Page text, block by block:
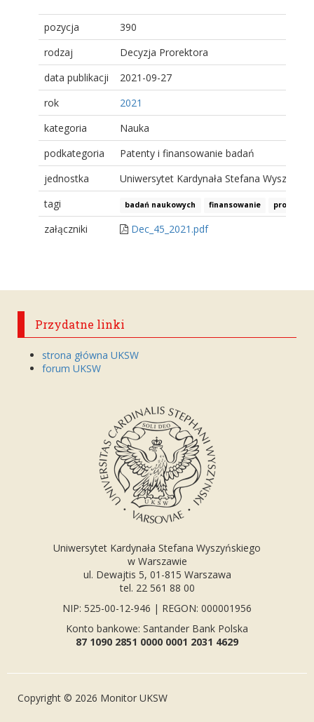
pozycja
390
rodzaj
Decyzja Prorektora
data publikacji
2021-09-27
rok
2021
kategoria
Nauka
podkategoria
Patenty i finansowanie badań
jednostka
Uniwersytet Kardynała Stefana
tagi
badań naukowych finansowanie projekty
załączniki Dec_45_2021.pdf
Przydatne linki
strona główna UKSW
forum UKSW
Uniwersytet Kardynała Stefana Wyszyńskiego
w Warszawie
ul. Dewajtis 5, 01-815 Warszawa
tel. 22 561 88 00
NIP: 525-00-12-946 | REGON: 000001956
Konto bankowe: Santander Bank Polska
87 1090 2851 0000 0001 2031 4629
Copyright © 2026 Monitor UKSW